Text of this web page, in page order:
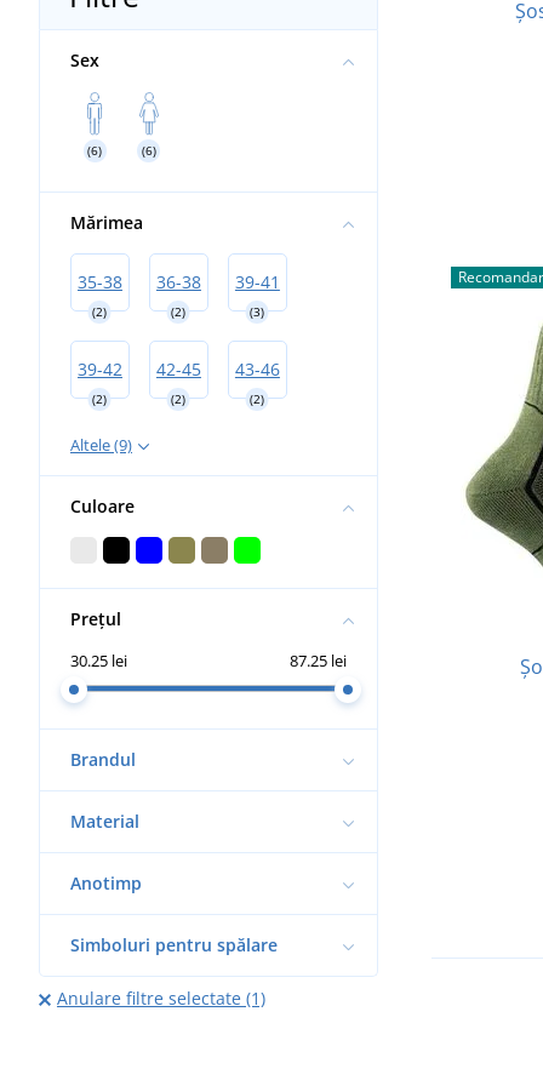
Sex
(6) (6)
Mărimea
35-38
(2)
36-38
(2)
39-41
(3)
39-42
(2)
42-45
(2)
43-46
(2)
Altele (9)
Culoare
Prețul
30.25 lei 87.25 lei
Brandul
Material
Anotimp
Simboluri pentru spălare
Anulare filtre selectate (1)